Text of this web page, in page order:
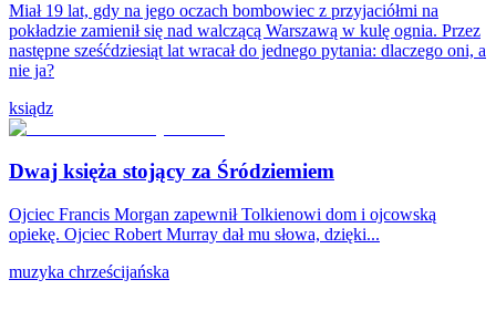
Miał 19 lat, gdy na jego oczach bombowiec z przyjaciółmi na
pokładzie zamienił się nad walczącą Warszawą w kulę ognia. Przez
następne sześćdziesiąt lat wracał do jednego pytania: dlaczego oni, a
nie ja?
ksiądz
Dwaj księża stojący za Śródziemiem
Ojciec Francis Morgan zapewnił Tolkienowi dom i ojcowską
opiekę. Ojciec Robert Murray dał mu słowa, dzięki...
muzyka chrześcijańska